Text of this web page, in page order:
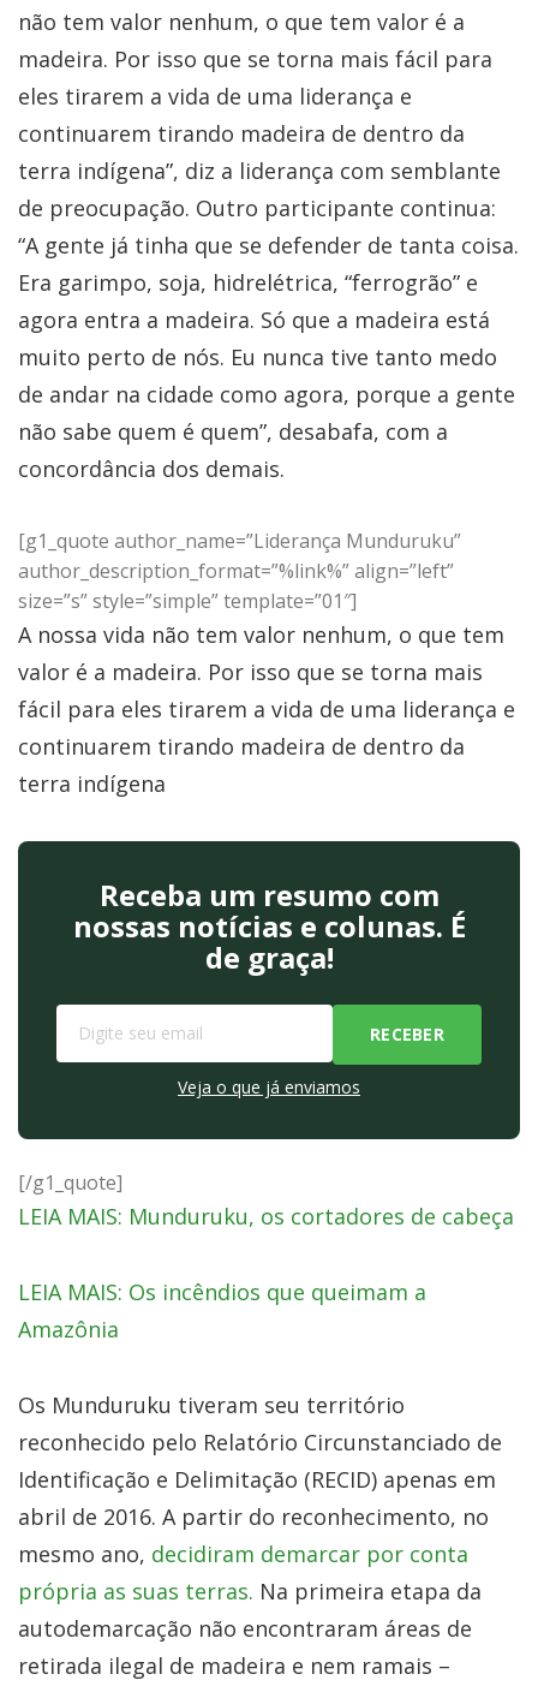
não tem valor nenhum, o que tem valor é a
madeira. Por isso que se torna mais fácil para
eles tirarem a vida de uma liderança e
continuarem tirando madeira de dentro da
terra indígena”, diz a liderança com semblante
de preocupação. Outro participante continua:
“A gente já tinha que se defender de tanta coisa.
Era garimpo, soja, hidrelétrica, “ferrogrão” e
agora entra a madeira. Só que a madeira está
muito perto de nós. Eu nunca tive tanto medo
de andar na cidade como agora, porque a gente
não sabe quem é quem”, desabafa, com a
concordância dos demais.
[g1_quote author_name=”Liderança Munduruku”
author_description_format=”%link%” align=”left”
size=”s” style=”simple” template=”01″]
A nossa vida não tem valor nenhum, o que tem
valor é a madeira. Por isso que se torna mais
fácil para eles tirarem a vida de uma liderança e
continuarem tirando madeira de dentro da
terra indígena
Receba um resumo com
nossas notícias e colunas. É
de graça!
Veja o que já enviamos
[/g1_quote]
LEIA MAIS: Munduruku, os cortadores de cabeça
LEIA MAIS: Os incêndios que queimam a
Amazônia
Os Munduruku tiveram seu território
reconhecido pelo Relatório Circunstanciado de
Identificação e Delimitação (RECID) apenas em
abril de 2016. A partir do reconhecimento, no
mesmo ano, decidiram demarcar por conta
própria as suas terras. Na primeira etapa da
autodemarcação não encontraram áreas de
retirada ilegal de madeira e nem ramais –